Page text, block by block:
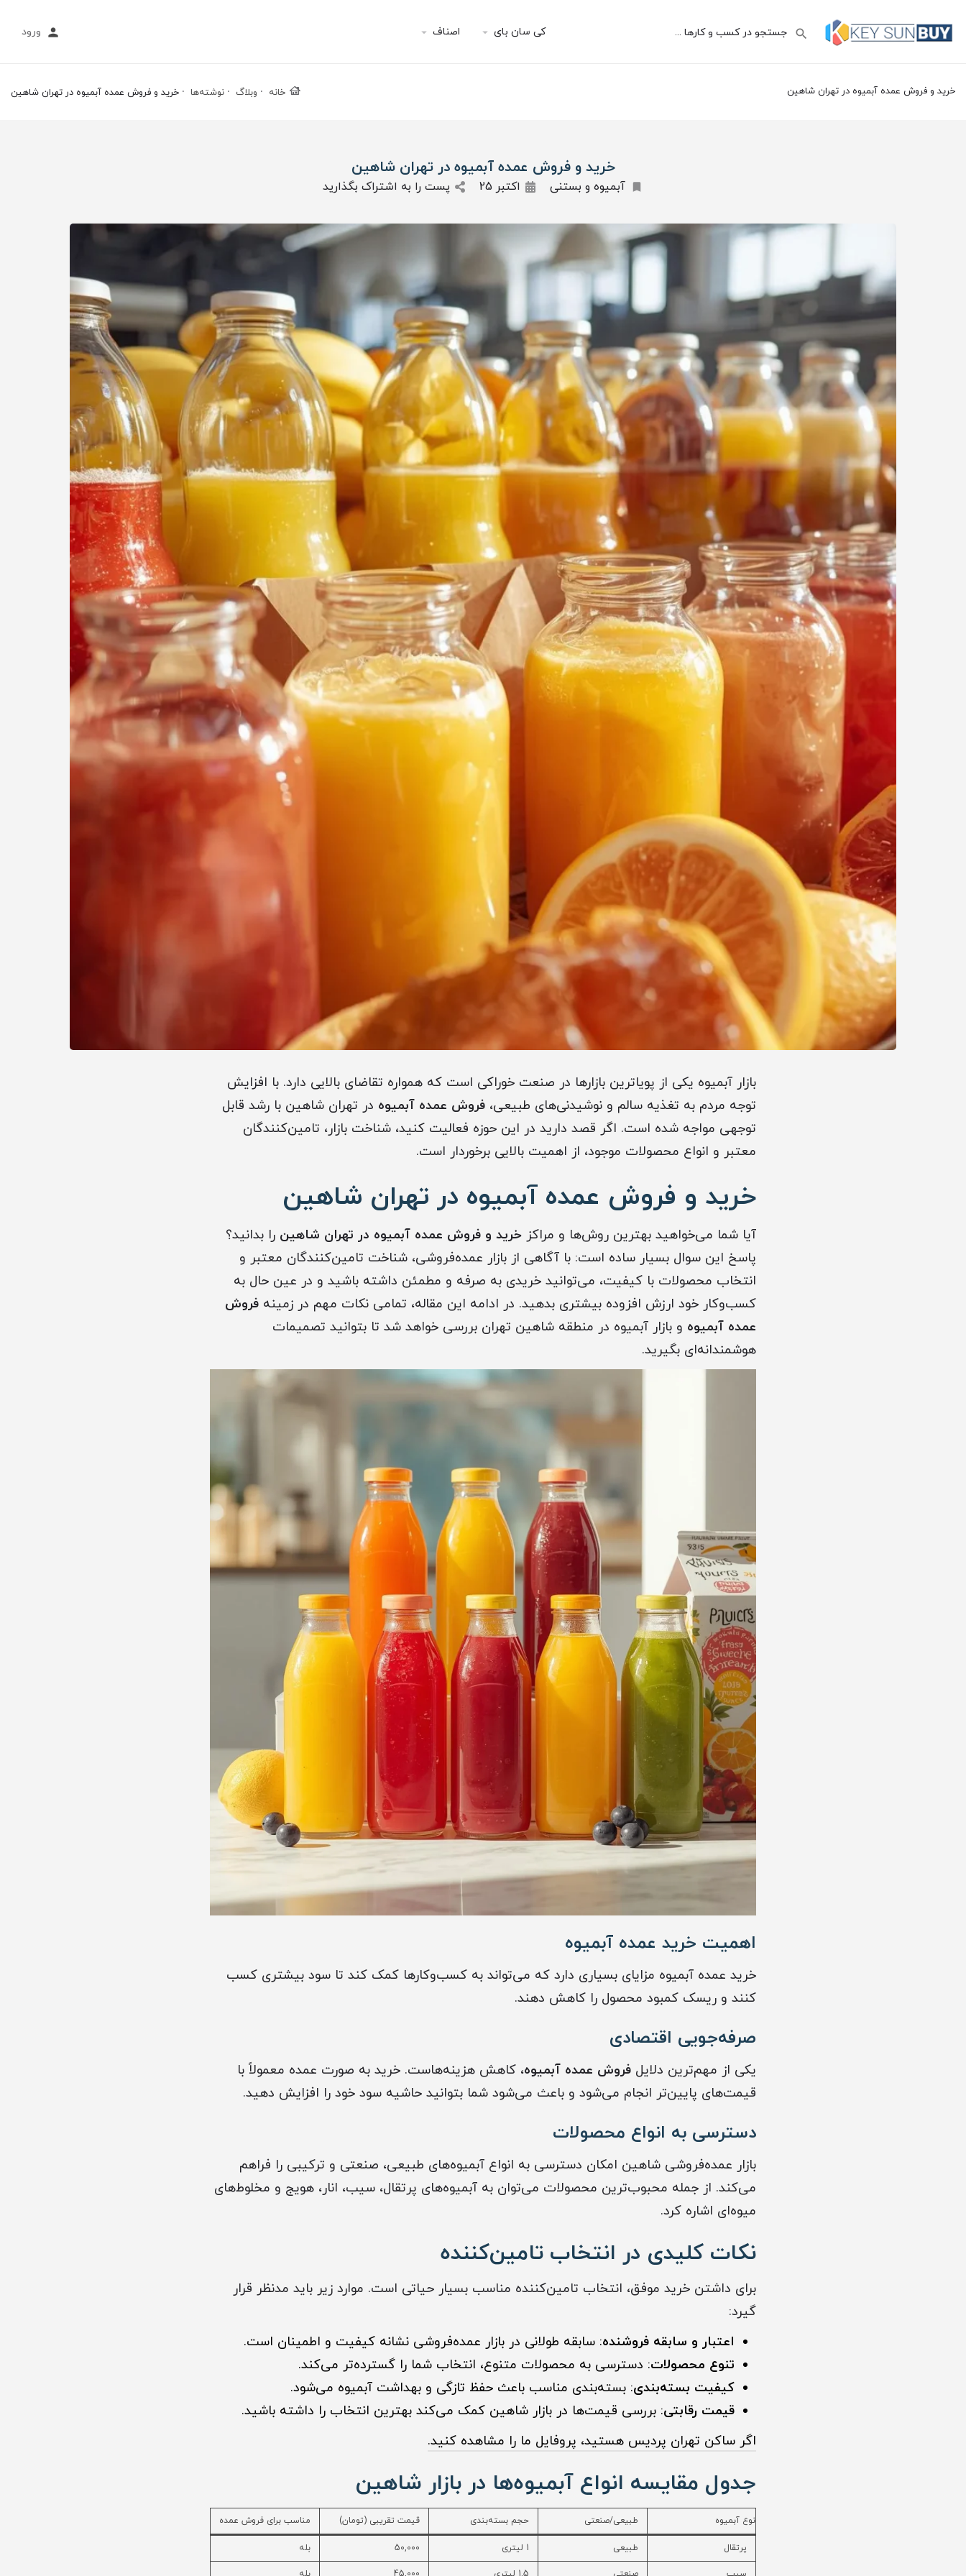
کی سان بای اصناف ورود
خرید و فروش عمده آبمیوه در تهران شاهین خانه وبلاگ نوشته‌ها خرید و فروش عمده آبمیوه در تهران شاهین
خرید و فروش عمده آبمیوه در تهران شاهین
آبمیوه و بستنی اکتبر 25 پست را به اشتراک بگذارید
بازار آبمیوه یکی از پویاترین بازارها در صنعت خوراکی است که همواره تقاضای بالایی دارد. با افزایش
توجه مردم به تغذیه سالم و نوشیدنی‌های طبیعی، فروش عمده آبمیوه در تهران شاهین با رشد قابل
توجهی مواجه شده است. اگر قصد دارید در این حوزه فعالیت کنید، شناخت بازار، تامین‌کنندگان
معتبر و انواع محصولات موجود، از اهمیت بالایی برخوردار است.
خرید و فروش عمده آبمیوه در تهران شاهین
آیا شما می‌خواهید بهترین روش‌ها و مراکز خرید و فروش عمده آبمیوه در تهران شاهین را بدانید؟
پاسخ این سوال بسیار ساده است: با آگاهی از بازار عمده‌فروشی، شناخت تامین‌کنندگان معتبر و
انتخاب محصولات با کیفیت، می‌توانید خریدی به صرفه و مطمئن داشته باشید و در عین حال به
کسب‌وکار خود ارزش افزوده بیشتری بدهید. در ادامه این مقاله، تمامی نکات مهم در زمینه فروش
عمده آبمیوه و بازار آبمیوه در منطقه شاهین تهران بررسی خواهد شد تا بتوانید تصمیمات
هوشمندانه‌ای بگیرید.
اهمیت خرید عمده آبمیوه
خرید عمده آبمیوه مزایای بسیاری دارد که می‌تواند به کسب‌وکارها کمک کند تا سود بیشتری کسب
کنند و ریسک کمبود محصول را کاهش دهند.
صرفه‌جویی اقتصادی
یکی از مهم‌ترین دلایل فروش عمده آبمیوه، کاهش هزینه‌هاست. خرید به صورت عمده معمولاً با
قیمت‌های پایین‌تر انجام می‌شود و باعث می‌شود شما بتوانید حاشیه سود خود را افزایش دهید.
دسترسی به انواع محصولات
بازار عمده‌فروشی شاهین امکان دسترسی به انواع آبمیوه‌های طبیعی، صنعتی و ترکیبی را فراهم
می‌کند. از جمله محبوب‌ترین محصولات می‌توان به آبمیوه‌های پرتقال، سیب، انار، هویج و مخلوط‌های
میوه‌ای اشاره کرد.
نکات کلیدی در انتخاب تامین‌کننده
برای داشتن خرید موفق، انتخاب تامین‌کننده مناسب بسیار حیاتی است. موارد زیر باید مدنظر قرار
گیرد:
اعتبار و سابقه فروشنده: سابقه طولانی در بازار عمده‌فروشی نشانه کیفیت و اطمینان است.
تنوع محصولات: دسترسی به محصولات متنوع، انتخاب شما را گسترده‌تر می‌کند.
کیفیت بسته‌بندی: بسته‌بندی مناسب باعث حفظ تازگی و بهداشت آبمیوه می‌شود.
قیمت رقابتی: بررسی قیمت‌ها در بازار شاهین کمک می‌کند بهترین انتخاب را داشته باشید.
اگر ساکن تهران ‏پردیس هستید، پروفایل ما را مشاهده کنید.
جدول مقایسه انواع آبمیوه‌ها در بازار شاهین
نوع آبمیوه طبیعی/صنعتی حجم بسته‌بندی قیمت تقریبی (تومان) مناسب برای فروش عمده
پرتقال طبیعی 1 لیتری 50,000 بله